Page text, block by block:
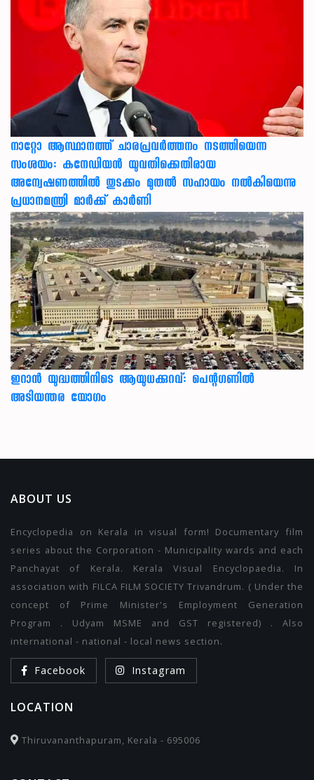
നാറ്റോ ആസ്ഥാനത്ത് ചാരപ്രവര്‍ത്തനം നടത്തിയെന്ന
സംശയം: കനേഡിയന്‍ യുവതിക്കെതിരായ
അന്വേഷണത്തില്‍ തുടക്കം മുതല്‍ സഹായം നല്‍കിയെന്നു
പ്രധാനമന്ത്രി മാര്‍ക്ക് കാര്‍ണി
ഇറാന്‍ യുദ്ധത്തിനിടെ ആയുധക്കുറവ്: പെന്റഗണില്‍
അടിയന്തര യോഗം
ABOUT US
Encyclopedia on Kerala in visual form! Documentary film
series about the Corporation - Municipality wards and each
Panchayat of Kerala. Kerala Visual Encyclopaedia. In
association with FILCA FILM SOCIETY Trivandrum. ( Under the
concept of Prime Minister's Employment Generation
Program . Udyam MSME and GST registered) . Also
international - national - local news section.
Facebook Instagram
LOCATION
Thiruvananthapuram, Kerala - 695006